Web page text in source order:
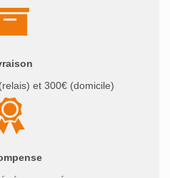
et 300€ (domicile)